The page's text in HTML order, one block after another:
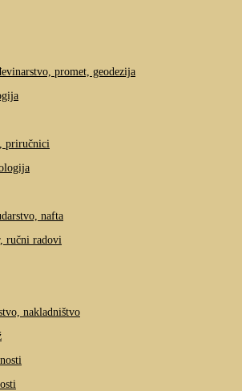
promet, geodezija
priručnici
nafta
ručni radovi
nakladništvo